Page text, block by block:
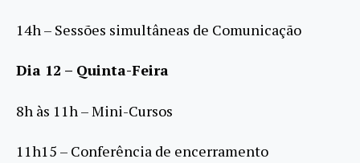
14h – Sessões simultâneas de Comunicação
Dia 12 – Quinta-Feira
8h às 11h – Mini-Cursos
11h15 – Conferência de encerramento